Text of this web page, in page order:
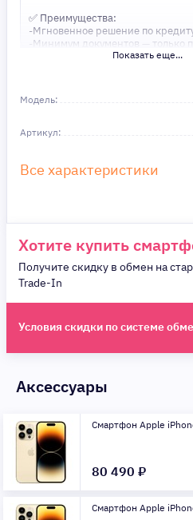
✅ Преимущества:
-Мгновенное решение по
-Минимум документов — только
-Удобные сроки и низкие
Получите то, что нужно, прямо
удобство — наш приоритет! ✨
в этом!
Показать еще...
Модель:
Артикул:
Все характеристики
Хотите купить
Получите скидку в обмен на
Trade-In
Условия скидки по системе
Аксессуары
80 490 ₽